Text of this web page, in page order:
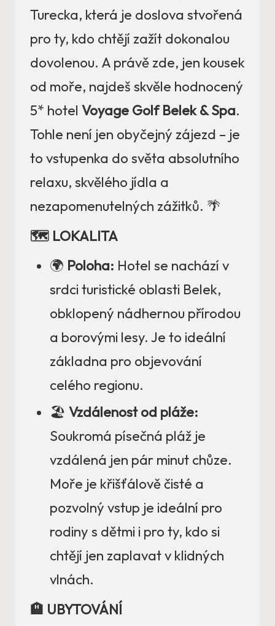
Turecka, která je doslova stvořená
pro ty, kdo chtějí zažít dokonalou
dovolenou. A právě zde, jen kousek
od moře, najdeš skvěle hodnocený
5* hotel Voyage Golf Belek & Spa.
Tohle není jen obyčejný zájezd – je
to vstupenka do světa absolutního
relaxu, skvělého jídla a
nezapomenutelných zážitků. 🌴
🗺️ LOKALITA
🌍 Poloha: Hotel se nachází v
srdci turistické oblasti Belek,
obklopený nádhernou přírodou
a borovými lesy. Je to ideální
základna pro objevování
celého regionu.
🏖️ Vzdálenost od pláže:
Soukromá písečná pláž je
vzdálená jen pár minut chůze.
Moře je křišťálově čisté a
pozvolný vstup je ideální pro
rodiny s dětmi i pro ty, kdo si
chtějí jen zaplavat v klidných
vlnách.
🏨 UBYTOVÁNÍ